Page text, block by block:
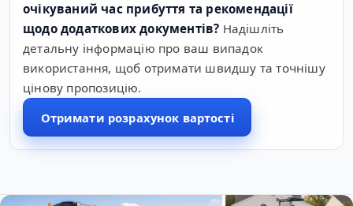
очікуваний час прибуття та рекомендації
щодо додаткових документів? Надішліть
детальну інформацію про ваш випадок
використання, щоб отримати швидшу та точнішу
цінову пропозицію.
Отримати розрахунок вартості